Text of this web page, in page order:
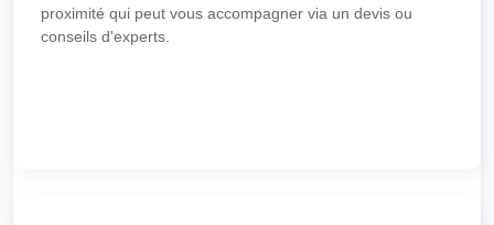
proximité qui peut vous accompagner via un devis ou
conseils d'experts.